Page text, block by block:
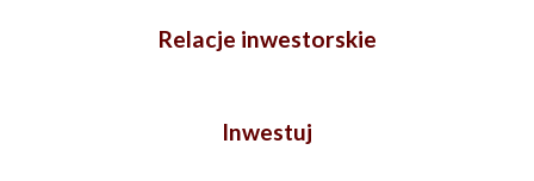
Relacje inwestorskie
Inwestuj